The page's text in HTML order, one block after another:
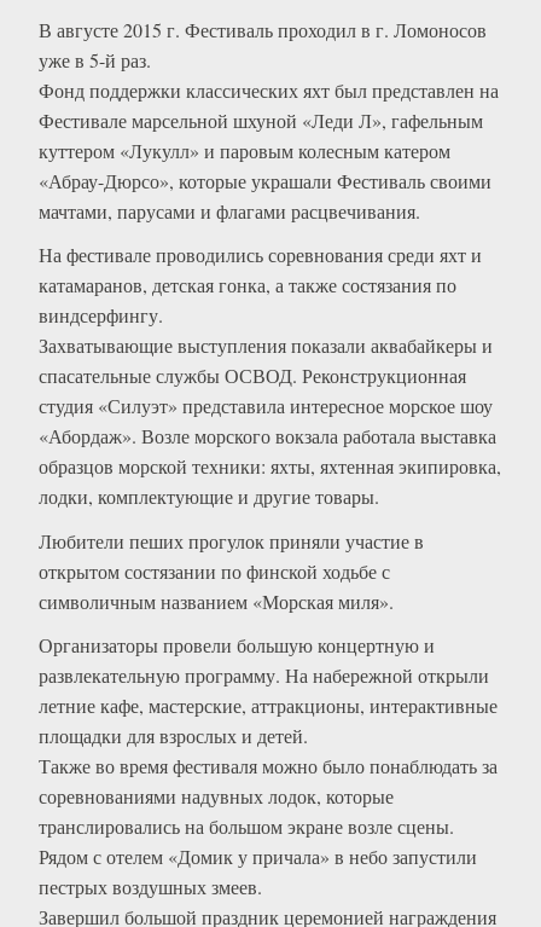
В августе 2015 г. Фестиваль проходил в г. Ломоносов
уже в 5-й раз.
Фонд поддержки классических яхт был представлен на
Фестивале марсельной шхуной «Леди Л», гафельным
куттером «Лукулл» и паровым колесным катером
«Абрау-Дюрсо», которые украшали Фестиваль своими
мачтами, парусами и флагами расцвечивания.
На фестивале проводились соревнования среди яхт и
катамаранов, детская гонка, а также состязания по
виндсерфингу.
Захватывающие выступления показали аквабайкеры и
спасательные службы ОСВОД. Реконструкционная
студия «Силуэт» представила интересное морское шоу
«Абордаж». Возле морского вокзала работала выставка
образцов морской техники: яхты, яхтенная экипировка,
лодки, комплектующие и другие товары.
Любители пеших прогулок приняли участие в
открытом состязании по финской ходьбе с
символичным названием «Морская миля».
Организаторы провели большую концертную и
развлекательную программу. На набережной открыли
летние кафе, мастерские, аттракционы, интерактивные
площадки для взрослых и детей.
Также во время фестиваля можно было понаблюдать за
соревнованиями надувных лодок, которые
транслировались на большом экране возле сцены.
Рядом с отелем «Домик у причала» в небо запустили
пестрых воздушных змеев.
Завершил большой праздник церемонией награждения